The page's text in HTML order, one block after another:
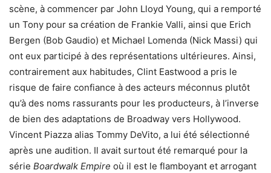
scène, à commencer par John Lloyd Young, qui a remporté
un Tony pour sa création de Frankie Valli, ainsi que Erich
Bergen (Bob Gaudio) et Michael Lomenda (Nick Massi) qui
ont eux participé à des représentations ultérieures. Ainsi,
contrairement aux habitudes, Clint Eastwood a pris le
risque de faire confiance à des acteurs méconnus plutôt
qu’à des noms rassurants pour les producteurs, à l’inverse
de bien des adaptations de Broadway vers Hollywood.
Vincent Piazza alias Tommy DeVito, a lui été sélectionné
après une audition. Il avait surtout été remarqué pour la
série Boardwalk Empire où il est le flamboyant et arrogant